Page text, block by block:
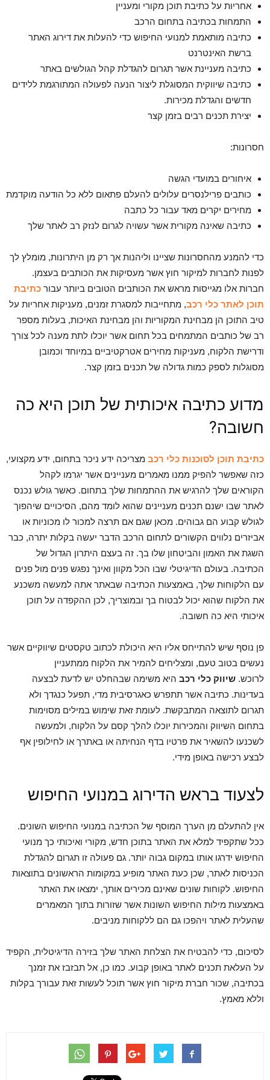
אחריות על כתיבת תוכן מקורי ומעניין
התמחות בכתיבה בתחום הרכב
כתיבה מותאמת למנועי החיפוש כדי להעלות את דירוג האתר
ברשת האינטרנט
כתיבה מעניינת אשר תגרום להגדלת קהל הגולשים באתר
כתיבה שיווקית המסוגלת ליצור הנעה לפעולה המתורגמת ללידים
חדשים והגדלת מכירות.
יצירת תכנים רבים בזמן קצר
חסרונות:
איחורים במועדי הגשה
כותבים פרילנסרים עלולים להעלם פתאום ללא כל הודעה מוקדמת
מחירים יקרים מאד עבור כל כתבה
כתיבה שאינה מקורית אשר עשויה לגרום לנזק רב לאתר שלך
כדי להמנע מהחסרונות שציינו וליהנות אך רק מן היתרונות, מומלץ לך
לפנות לחברות למיקור חוץ אשר מעסיקות את הכותבים בעצמן.
חברות אלו מגייסות מראש את הכותבים הטובים ביותר עבור כתיבת
תוכן לאתר כלי רכב, מתחייבות למסגרת זמנים, מעניקות אחריות על
טיב התוכן הן מבחינת המקוריות והן מבחינת האיכות, בעלות מספר
רב של כותבים המתמחים בכל תחום אשר יוכלו לתת מענה לכל צורך
ודרישת הלקוח, מעניקות מחירים אטרקטיביים במיוחד וכמובן
מסוגלות לספק כמות גדולה של תכנים בזמן קצר.
מדוע כתיבה איכותית של תוכן היא כה
חשובה?
כתיבת תוכן לסוכנות כלי רכב מצריכה ידע ניכר בתחום, ידע מקצועי,
כזה שאפשר להפיק ממנו מאמרים מעניינים אשר יגרמו לקהל
הקוראים שלך להרגיש את ההתמחות שלך בתחום. כאשר גולש נכנס
לאתר שבו ישנם תכנים מעניינים שהוא לומד מהם, הסיכויים שיהפוך
לגולש קבוע הם גבוהים. מכאן שגם אם תרצה למכור לו מכוניות או
אביזרים נלווים הקשורים לתחום הרכב הדבר יעשה בקלות יתרה, כבר
השגת את האמון והביטחון שלו בך. זה בעצם היתרון הגדול של
הכתיבה. בעולם הדיגיטלי שבו הכל מקוון ואינך נפגש פנים מול פנים
עם הלקוחות שלך, באמצעות הכתיבה שבאתר אתה למעשה משכנע
את הלקוח שהוא יכול לבטוח בך ובמוצריך, לכן ההקפדה על תוכן
איכותי היא כה חשובה.
פן נוסף שיש להתייחס אליו היא היכולת לכתוב טקסטים שיווקיים אשר
נעשים בטוב טעם, ומצליחים להמיר את הלקוח ממתעניין
לרוכש. שיווק כלי רכב היא משימה שבהחלט יש לדעת לבצעה
בעדינות. כתיבה אשר תתפרש כאגרסיבית מדי, תפעל כנגדך ולא
תגרום לתוצאה המתבקשת. לעומת זאת שימוש במילים מסוימות
בתחום השיווק והמכירות יוכלו להלך קסם על הלקוח, ולמעשה
לשכנעו להשאיר את פרטיו בדף הנחיתה או באתרך או לחילופין אף
לבצע רכישה באופן מידי.
לצעוד בראש הדירוג במנועי החיפוש
אין להתעלם מן הערך המוסף של הכתיבה במנועי החיפוש השונים.
ככל שתקפיד למלא את האתר בתוכן חדש, מקורי ואיכותי כך מנועי
החיפוש ידרגו אותו במקום גבוה יותר. גם פעולה זו תגרום להגדלת
הכניסות לאתר, שכן כעת האתר מופיע במקומות הראשונים בתוצאות
החיפוש. לקוחות שונים שאינם מכירים אותך, ימצאו את האתר
באמצעות מילות החיפוש השונות אשר שזורות בתוך המאמרים
שהעלית לאתר ויהפכו גם הם ללקוחות מניבים.
לסיכום, כדי להבטיח את הצלחת האתר שלך בזירה הדיגיטלית, הקפיד
על העלאת תכנים לאתר באופן קבוע. כמו כן, אל תבזבז את זמנך
בכתיבה, שכור חברת מיקור חוץ אשר תוכל לעשות זאת עבורך בקלות
וללא מאמץ.